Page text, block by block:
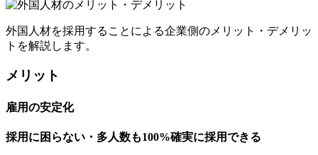
外国人材を採用することによる企業側のメリット・デメリッ
トを解説します。
メリット
雇用の安定化
採用に困らない・多人数も100%確実に採用できる